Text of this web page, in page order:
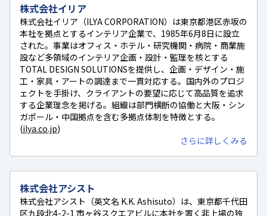
株式会社イリア
株式会社イリア（ILYA CORPORATION）は東京都港区赤坂の
本社を拠点とするインテリア企業で、1985年6月8日に設立
された。事業はオフィス・ホテル・研究機関・病院・商業施
設など多領域のインテリア企画・設計・監理を核とする
TOTAL DESIGN SOLUTIONSを提供し、企画・デザイン・施
工・家具・アートの調達まで一貫対応する。国内外のプロジ
ェクトを手掛け、クライアントの要望に応じて高品質を追求
する企業理念を掲げる。組織は部門横断の協働と大阪・シン
ガポール・中国拠点を含む多拠点体制を特徴とする。
(ilya.co.jp)
さらに詳しくみる
株式会社アシスト
株式会社アシスト（英文名 K.K. Ashisuto）は、東京都千代田
区九段北4-2-1 市ヶ谷スクエアビルに本社を置く非上場の独